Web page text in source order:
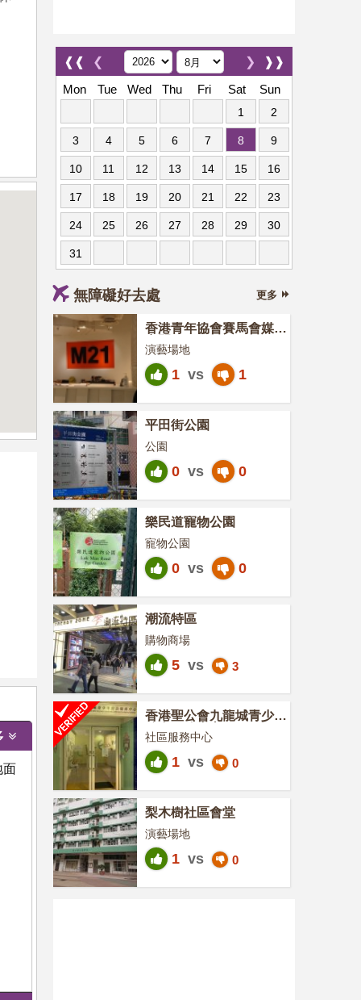
面
❰❰ ❮ ❱❱
❯
Mon
Tue Wed Thu Fri Sat Sun
1 2
3 4 5 6 7 8 9
10 11 12 13 14 15 16
17 18 19 20 21 22 23
24 25 26 27 28 29 30
31
無障礙好去處 更多
香港青年協會賽馬會媒體
空間M21
演藝場地
1 vs 1
平田街公園
公園
0 vs 0
樂民道寵物公園
寵物公園
0 vs 0
潮流特區
購物商場
5 vs 3
香港聖公會九龍城青少年
綜合服務中心
社區服務中心
1 vs 0
梨木樹社區會堂
演藝場地
1 vs 0